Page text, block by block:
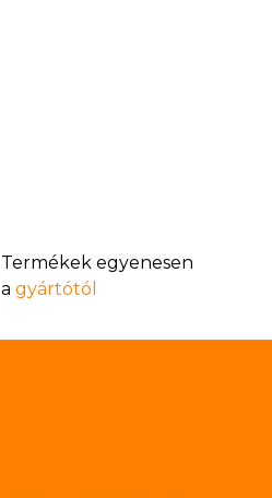
Termékek egyenesen
a gyártótól